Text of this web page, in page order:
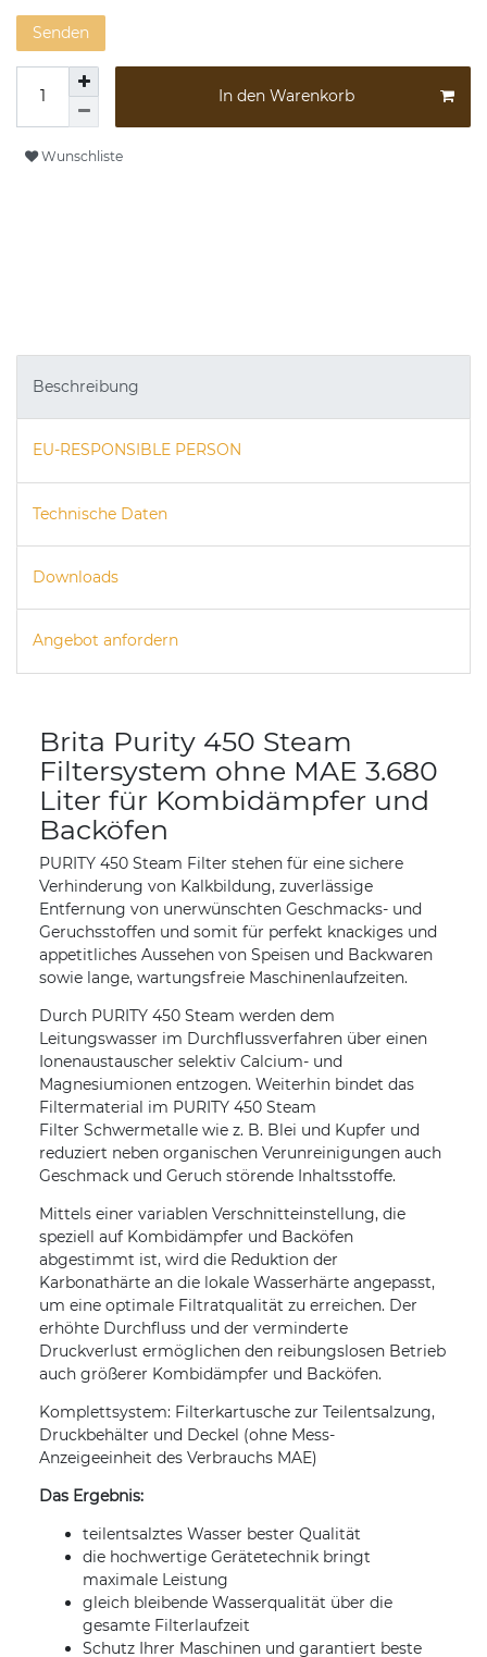
Senden
In den Warenkorb
Wunschliste
Beschreibung
EU-RESPONSIBLE PERSON
Technische Daten
Downloads
Angebot anfordern
Brita Purity 450 Steam
Filtersystem ohne MAE 3.680
Liter für Kombidämpfer und
Backöfen
PURITY 450 Steam Filter stehen für eine sichere
Verhinderung von Kalkbildung, zuverlässige
Entfernung von unerwünschten Geschmacks- und
Geruchsstoffen und somit für perfekt knackiges und
appetitliches Aussehen von Speisen und Backwaren
sowie lange, wartungsfreie Maschinenlaufzeiten.
Durch PURITY 450 Steam werden dem
Leitungswasser im Durchflussverfahren über einen
Ionenaustauscher selektiv Calcium- und
Magnesiumionen entzogen. Weiterhin bindet das
Filtermaterial im PURITY 450 Steam
Filter Schwermetalle wie z. B. Blei und Kupfer und
reduziert neben organischen Verunreinigungen auch
Geschmack und Geruch störende Inhaltsstoffe.
Mittels einer variablen Verschnitteinstellung, die
speziell auf Kombidämpfer und Backöfen
abgestimmt ist, wird die Reduktion der
Karbonathärte an die lokale Wasserhärte angepasst,
um eine optimale Filtratqualität zu erreichen. Der
erhöhte Durchfluss und der verminderte
Druckverlust ermöglichen den reibungslosen Betrieb
auch größerer Kombidämpfer und Backöfen.
Komplettsystem: Filterkartusche zur Teilentsalzung,
Druckbehälter und Deckel (ohne Mess-
Anzeigeeinheit des Verbrauchs MAE)
Das Ergebnis:
teilentsalztes Wasser bester Qualität
die hochwertige Gerätetechnik bringt
maximale Leistung
gleich bleibende Wasserqualität über die
gesamte Filterlaufzeit
Schutz Ihrer Maschinen und garantiert beste